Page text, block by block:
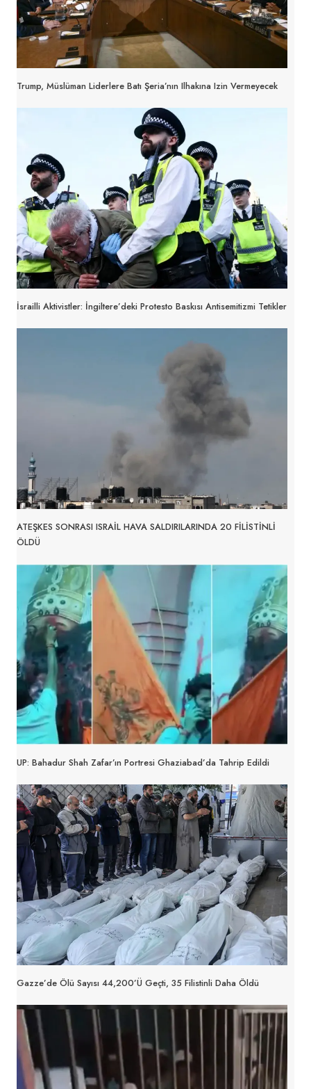
Trump, Müslüman Liderlere Batı Şeria’nın Ilhakına Izin Vermeyecek
İsrailli Aktivistler: İngiltere’deki Protesto Baskısı Antisemitizmi Tetikler
ATEŞKES SONRASI ISRAİL HAVA SALDIRILARINDA 20 FİLİSTİNLİ
ÖLDÜ
UP: Bahadur Shah Zafar’ın Portresi Ghaziabad’da Tahrip Edildi
Gazze’de Ölü Sayısı 44,200’ü Geçti, 35 Filistinli Daha Öldü